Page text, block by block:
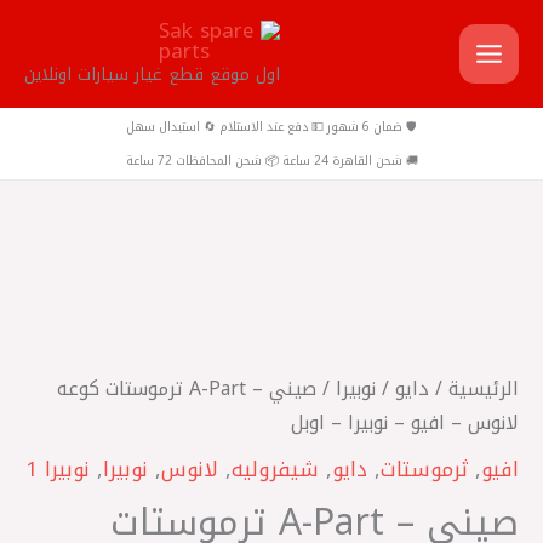
تخطي
إلى
المحتوى
اول موقع قطع غيار سيارات اونلاين
🛡️ ضمان 6 شهور 💵 دفع عند الاستلام 🔄 استبدال سهل
🚚 شحن القاهرة 24 ساعة 📦 شحن المحافظات 72 ساعة
الرئيسية/ دايو/ نوبيرا
/ صيني – A-Part ترموستات كوعه
لانوس – افيو – نوبيرا – اوبل
افيو, ثرموستات, دايو, شيفروليه, لانوس, نوبيرا, نوبيرا 1
صيني – A-Part ترموستات
A-
Part
ترموستات
كوعه
لانوس